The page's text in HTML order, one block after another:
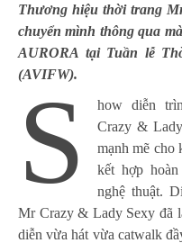
Thương hiệu thời trang
chuyển mình thông qua
AURORA tại Tuần lễ
(AVIFW).
S
how diễn
Crazy &
mạnh mẽ cho
kết hợp
nghệ thuật.
Mr Crazy & Lady Sexy đã
diễn vừa hát vừa catwalk